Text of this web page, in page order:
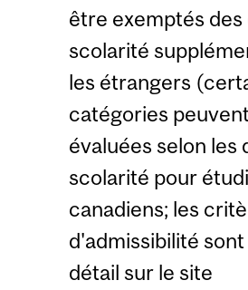
être exemptés des
scolarité
les étrangers
catégories
évaluées selon les
scolarité pour
canadiens; les
d'admissibilité
détail sur le site